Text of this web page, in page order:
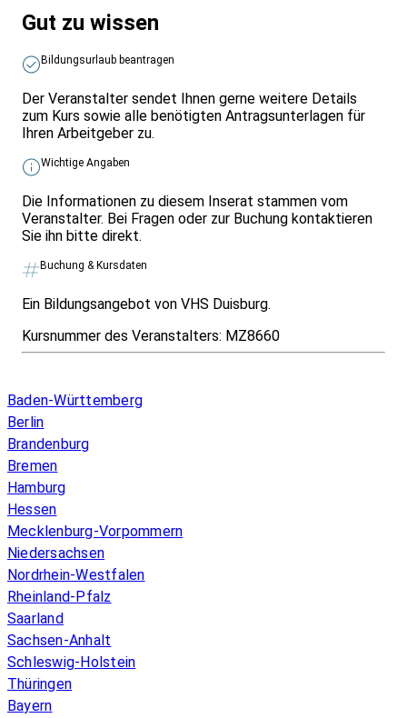
Gut zu wissen
Bildungsurlaub beantragen
Der Veranstalter sendet Ihnen gerne weitere Details
zum Kurs sowie alle benötigten Antragsunterlagen für
Ihren Arbeitgeber zu.
Wichtige Angaben
Die Informationen zu diesem Inserat stammen vom
Veranstalter. Bei Fragen oder zur Buchung kontaktieren
Sie ihn bitte direkt.
Buchung & Kursdaten
Ein Bildungsangebot von VHS Duisburg.
Kursnummer des Veranstalters: MZ8660
Baden-Württemberg
Berlin
Brandenburg
Bremen
Hamburg
Hessen
Mecklenburg-Vorpommern
Niedersachsen
Nordrhein-Westfalen
Rheinland-Pfalz
Saarland
Sachsen-Anhalt
Schleswig-Holstein
Thüringen
Bayern